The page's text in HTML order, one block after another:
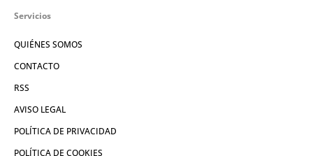
Servicios
QUIÉNES SOMOS
CONTACTO
RSS
AVISO LEGAL
POLÍTICA DE PRIVACIDAD
POLÍTICA DE COOKIES